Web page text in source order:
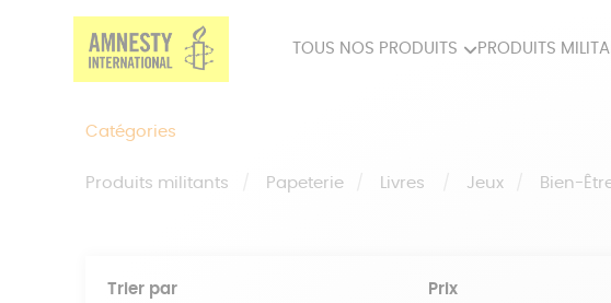
TOUS NOS PRODUITS PRODUITS
Catégories
Produits militants Papeterie Livres Jeux Bien-
Trier par Prix